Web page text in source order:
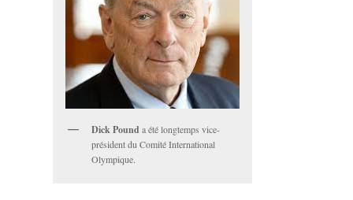
Dick Pound a été longtemps vice-
président du Comité International
Olympique.